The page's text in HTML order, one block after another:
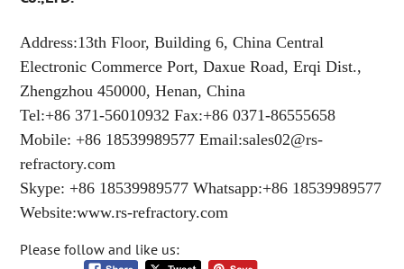
Address:13th Floor, Building 6, China Central
Electronic Commerce Port, Daxue Road, Erqi Dist.,
Zhengzhou 450000, Henan, China
Tel:+86 371-56010932 Fax:+86 0371-86555658
Mobile: +86 18539989577 Email:sales02@rs-
refractory.com
Skype: +86 18539989577 Whatsapp:+86 18539989577
Website:www.rs-refractory.com
Please follow and like us: